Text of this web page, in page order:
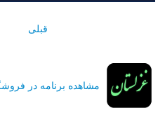
قبلی
مشاهده برنامه در